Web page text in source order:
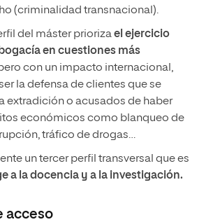
(criminalidad transnacional).
del máster priorizael ejercicio
en cuestiones más
con un impacto internacional,
la defensa de clientes que se
extradición o acusados de haber
económicos como blanqueo de
tráfico de drogas…
un tercer perfil transversal que es
a la docencia y a la investigación.
acceso